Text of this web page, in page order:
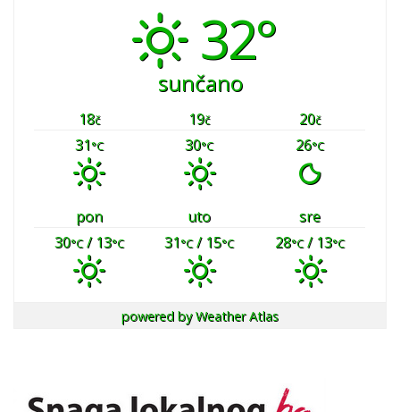
32°
sunčano
18č 19č 20č
31°C 30°C 26°C
pon uto
sre
30°C/ 13°C 31°C/ 15°C 28°C/ 13°C
powered byWeather Atlas